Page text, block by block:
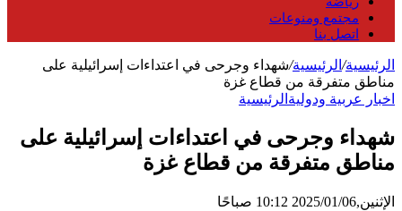
مجتمع ومنوعات
اتصل بنا
الرئيسية/ الرئيسية/شهداء وجرحى في اعتداءات إسرائيلية على
مناطق متفرقة من قطاع غزة
اخبار عربية ودولية الرئيسية
شهداء وجرحى في اعتداءات إسرائيلية على
مناطق متفرقة من قطاع غزة
الإثنين,2025/01/06 10:12 صباحًا